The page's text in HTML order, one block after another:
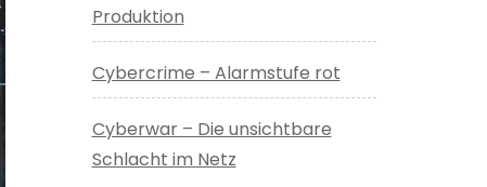
Produktion
Cybercrime – Alarmstufe rot
Cyberwar – Die unsichtbare
Schlacht im Netz